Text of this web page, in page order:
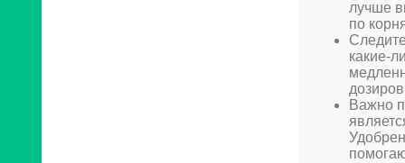
лучше
по
какие-
Важно